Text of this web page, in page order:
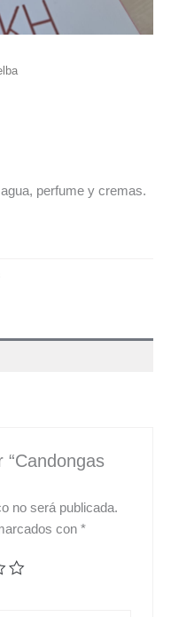
perfume y cremas.
“Candongas
no será publicada.
con*